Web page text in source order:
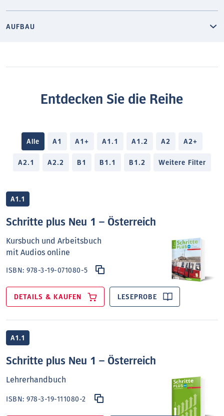
AUFBAU
Entdecken Sie die Reihe
Alle A1 A1+ A1.1 A1.2 A2 A2+
A2.1 A2.2 B1 B1.1 B1.2 Weitere Filter
A1.1
Schritte plus Neu 1 – Österreich
Kursbuch und Arbeitsbuch
mit Audios online
ISBN:978-3-19-071080-5
DETAILS & KAUFEN LESEPROBE
A1.1
Schritte plus Neu 1 – Österreich
Lehrerhandbuch
ISBN:978-3-19-111080-2